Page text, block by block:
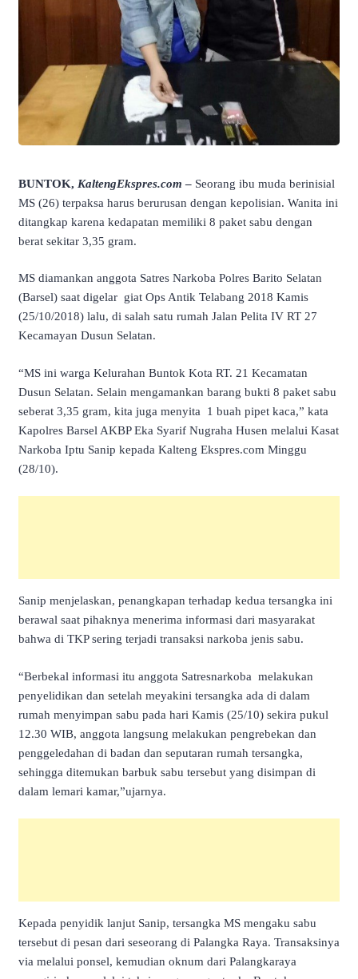
BUNTOK, KaltengEkspres.com – Seorang ibu muda berinisial
MS (26) terpaksa harus berurusan dengan kepolisian. Wanita ini
ditangkap karena kedapatan memiliki 8 paket sabu dengan
berat sekitar 3,35 gram.
MS diamankan anggota Satres Narkoba Polres Barito Selatan
(Barsel) saat digelar giat Ops Antik Telabang 2018 Kamis
(25/10/2018) lalu, di salah satu rumah Jalan Pelita IV RT 27
Kecamayan Dusun Selatan.
“MS ini warga Kelurahan Buntok Kota RT. 21 Kecamatan
Dusun Selatan. Selain mengamankan barang bukti 8 paket sabu
seberat 3,35 gram, kita juga menyita 1 buah pipet kaca,” kata
Kapolres Barsel AKBP Eka Syarif Nugraha Husen melalui Kasat
Narkoba Iptu Sanip kepada Kalteng Ekspres.com Minggu
(28/10).
Sanip menjelaskan, penangkapan terhadap kedua tersangka ini
berawal saat pihaknya menerima informasi dari masyarakat
bahwa di TKP sering terjadi transaksi narkoba jenis sabu.
“Berbekal informasi itu anggota Satresnarkoba melakukan
penyelidikan dan setelah meyakini tersangka ada di dalam
rumah menyimpan sabu pada hari Kamis (25/10) sekira pukul
12.30 WIB, anggota langsung melakukan pengrebekan dan
penggeledahan di badan dan seputaran rumah tersangka,
sehingga ditemukan barbuk sabu tersebut yang disimpan di
dalam lemari kamar,”ujarnya.
Kepada penyidik lanjut Sanip, tersangka MS mengaku sabu
tersebut di pesan dari seseorang di Palangka Raya. Transaksinya
via melalui ponsel, kemudian oknum dari Palangkaraya